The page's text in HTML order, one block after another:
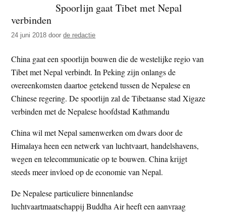
z
e
s
i
t
e
e
n
e
z
e
s
i
e
Spoorlijn gaat Tibet met Nepal
verbinden
24 juni 2018 doorde redactie
China gaat een spoorlijn bouwen die de westelijke regio van
Tibet met Nepal verbindt. In Peking zijn onlangs de
overeenkomsten daartoe getekend tussen de Nepalese en
Chinese regering. De spoorlijn zal de Tibetaanse stad Xigaze
verbinden met de Nepalese hoofdstad Kathmandu
China wil met Nepal samenwerken om dwars door de
Himalaya heen een netwerk van luchtvaart, handelshavens,
wegen en telecommunicatie op te bouwen. China krijgt
steeds meer invloed op de economie van Nepal.
De Nepalese particuliere binnenlandse
luchtvaartmaatschappij Buddha Air heeft een aanvraag